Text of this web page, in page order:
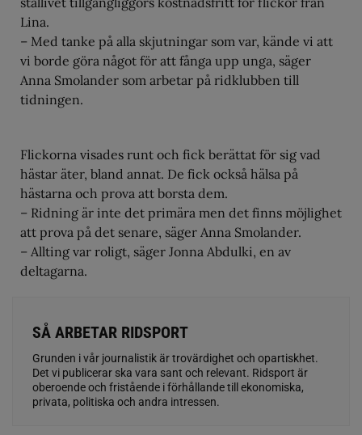
Lina.
– Med tanke på alla skjutningar som var, kände vi att
vi borde göra något för att fånga upp unga, säger
Anna Smolander som arbetar på ridklubben till
tidningen.
Flickorna visades runt och fick berättat för sig vad
hästar äter, bland annat. De fick också hälsa på
hästarna och prova att borsta dem.
– Ridning är inte det primära men det finns möjlighet
att prova på det senare, säger Anna Smolander.
– Allting var roligt, säger Jonna Abdulki, en av
deltagarna.
SÅ ARBETAR RIDSPORT
Grunden i vår journalistik är trovärdighet och opartiskhet.
Det vi publicerar ska vara sant och relevant. Ridsport är
oberoende och fristående i förhållande till ekonomiska,
privata, politiska och andra intressen.